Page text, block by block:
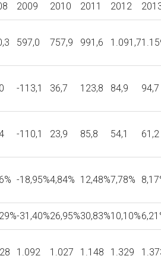
2009 2010 2011 2012
597,0 757,9 991,6 1.091,7
-113,1 36,7 123,8 84,9 94,7
-110,1 23,9 85,8 54,1 61,2
-18,95%4,84% 12,48%7,78%
-31,40%26,95%30,83%10,10%
1.092 1.027 1.148 1.329